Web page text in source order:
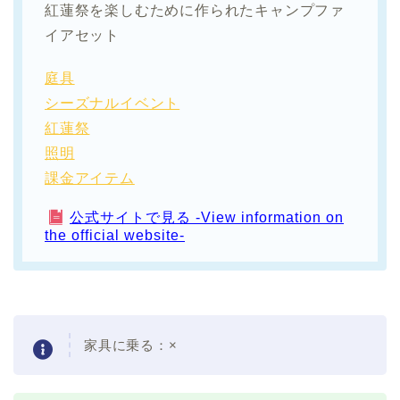
紅蓮祭を楽しむために作られたキャンプファ
イアセット
庭具
シーズナルイベント
紅蓮祭
照明
課金アイテム
公式サイトで見る -View information on
the official website-
家具に乗る： ×